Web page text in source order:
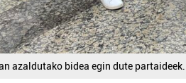
azaldutako bidea egin dute partaideek.